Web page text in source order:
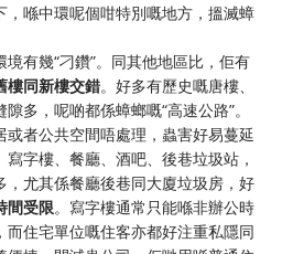
喺中環呢個咁特別嘅地方，搵滅蟑
有幾“刁鑽”。同其他地區比，佢有
樓同新樓交錯。好多有歷史嘅唐樓、
多，呢啲都係蟑螂嘅“高速公路”。
者公共空間唔處理，蟲害好易蔓延
寫字樓、餐廳、酒吧、後巷垃圾站，
尤其係餐廳後巷同大廈垃圾房，好
間受限。寫字樓通常只能喺非辦公時
住宅單位嘅住客亦都好注重私隱同